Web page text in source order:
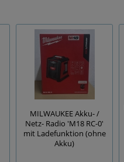
MILWAUKEE Akku- /
Netz- Radio 'M18 RC-0'
mit Ladefunktion (ohne
Akku)